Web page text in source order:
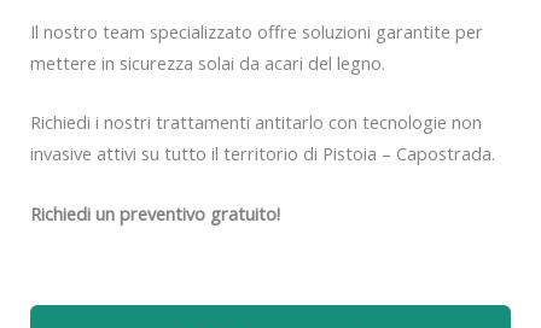
Il nostro team specializzato offre soluzioni garantite per
mettere in sicurezza solai da acari del legno.
Richiedi i nostri trattamenti antitarlo con tecnologie non
invasive attivi su tutto il territorio di Pistoia – Capostrada.
Richiedi un preventivo gratuito!